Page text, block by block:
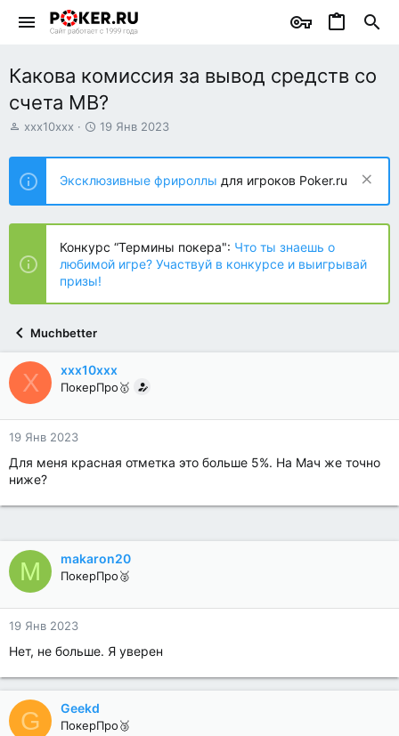
Какова комиссия за вывод средств со
счета MB?
А
т
о
р
т
е
ы
xxx10xxx
Д
т
н
а
ч
л
а
19 Янв 2023
Эксклюзивные фрироллы для игроков Poker.ru
Конкурс “Термины покера": Что ты знаешь о
любимой игре? Участвуй в конкурсе и выигрывай
призы!
Muchbetter
X xxx10xxx
ПокерПро🥇
19 Янв 2023
Для меня красная отметка это больше 5%. На Мач же точно
ниже?
M makaron20
ПокерПро🥈
19 Янв 2023
Нет, не больше. Я уверен
G Geekd
ПокерПро🥉